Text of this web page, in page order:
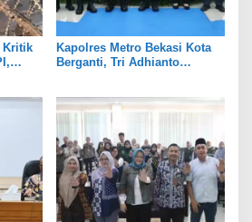
Kritik
Kapolres Metro Bekasi Kota
Berganti, Tri Adhianto